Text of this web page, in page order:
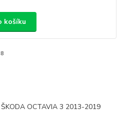
košíku
OCTAVIA 3 2013-2019